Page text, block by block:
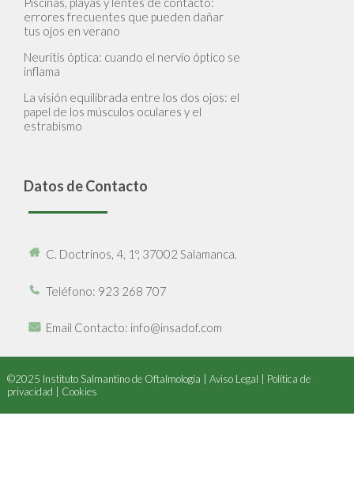
errores frecuentes que pueden dañar
tus ojos en verano
Neuritis óptica: cuando el nervio óptico se
inflama
La visión equilibrada entre los dos ojos: el
papel de los músculos oculares y el
estrabismo
Datos de Contacto
C. Doctrinos, 4, 1º, 37002 Salamanca.
Teléfono: 923 268 707
Email Contacto: info@insadof.com
©2025 Instituto Salmantino de Oftalmología | Aviso Legal
Política de
privacidad
Cookies